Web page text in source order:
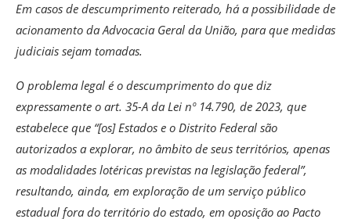
Em casos de descumprimento reiterado, há a possibilidade de
acionamento da Advocacia Geral da União, para que medidas
judiciais sejam tomadas.
O problema legal é o descumprimento do que diz
expressamente o art. 35-A da Lei nº 14.790, de 2023, que
estabelece que “[os] Estados e o Distrito Federal são
autorizados a explorar, no âmbito de seus territórios, apenas
as modalidades lotéricas previstas na legislação federal”,
resultando, ainda, em exploração de um serviço público
estadual fora do território do estado, em oposição ao Pacto